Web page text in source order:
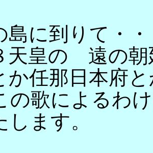
に到りて・・
天皇の 遠の
任那日本府
の歌によるわ
ます。